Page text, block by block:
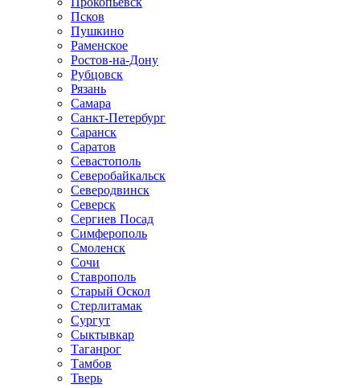
Псков
Пушкино
Раменское
Ростов-на-Дону
Рубцовск
Рязань
Самара
Санкт-Петербург
Саранск
Саратов
Севастополь
Северобайкальск
Северодвинск
Северск
Сергиев Посад
Симферополь
Смоленск
Сочи
Ставрополь
Старый Оскол
Стерлитамак
Сургут
Сыктывкар
Таганрог
Тамбов
Тверь